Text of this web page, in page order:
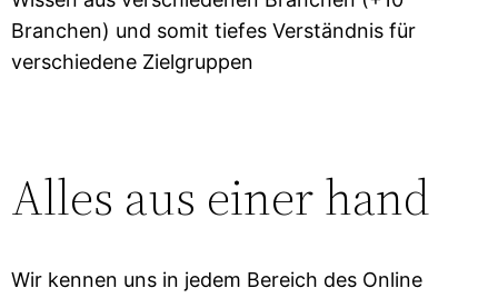
Branchen) und somit tiefes Verständnis für
verschiedene Zielgruppen
Alles aus einer hand
Wir kennen uns in jedem Bereich des Online